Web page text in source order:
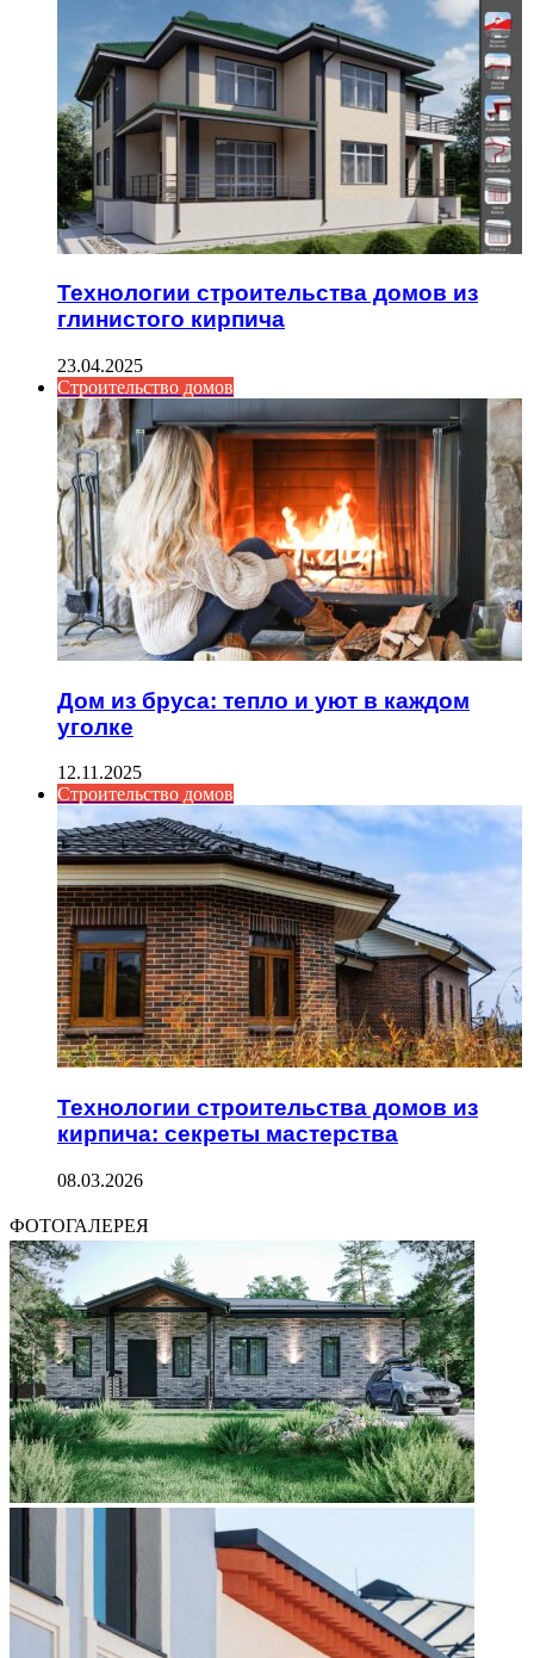
Технологии строительства домов из
глинистого кирпича
23.04.2025
Строительство домов
Дом из бруса: тепло и уют в каждом
уголке
12.11.2025
Строительство домов
Технологии строительства домов из
кирпича: секреты мастерства
08.03.2026
ФОТОГАЛЕРЕЯ